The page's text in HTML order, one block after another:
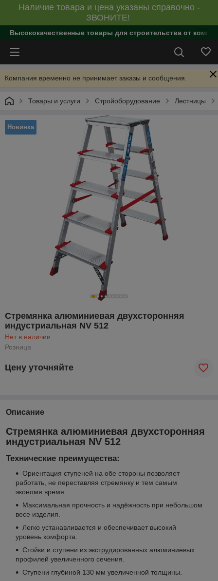
Наличие товара и цена указаны справочно -
ЗВОНИТЕ!
Высококачественные товары для строительства от
Компания временно не принимает заказы и сообщения.
Товары и услуги Стройоборудование Лестницы
Новинка
Стремянка алюминиевая двухсторонняя
индустриальная NV 512
Нет в наличии
Розница
Цену уточняйте
Описание
Стремянка алюминиевая двухсторонняя
индустриальная NV 512​​
Технические преимущества:
Ориентация ступеней на обе стороны позволяет
работать, не переставляя стремянку и тем самым
экономя время.
Максимальная прочность и надёжность при небольшом
весе изделия.
Легко устанавливается и обеспечивает высокий
уровень комфорта.
Стойки и ступени из экструдированных алюминиевых
профилей увеличенного сечения.
Ступени глубиной 130 мм увеличенной толщины.